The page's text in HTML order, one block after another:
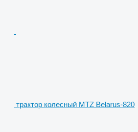
трактор колесный MTZ Belarus-820